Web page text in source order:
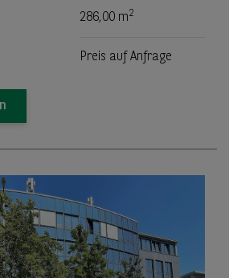
286,00 m2
Preis auf Anfrage